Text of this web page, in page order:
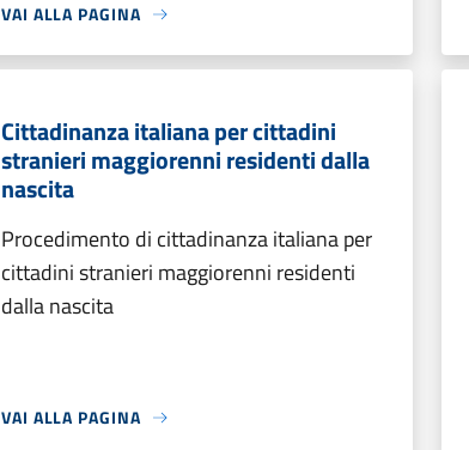
VAI ALLA PAGINA
Cittadinanza italiana per cittadini
stranieri maggiorenni residenti dalla
nascita
Procedimento di cittadinanza italiana per
cittadini stranieri maggiorenni residenti
dalla nascita
VAI ALLA PAGINA